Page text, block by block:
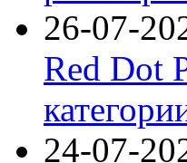
26-07-
Red Dot
24-07-